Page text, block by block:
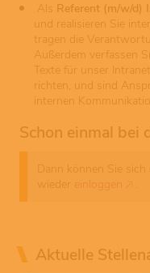
Als Referent (m/w/d)
und realisieren Sie
tragen die
Außerdem verfassen
Texte für unser
richten, und sind
internen
Schon einmal bei
Dann können Sie
wieder einloggen
Aktuelle